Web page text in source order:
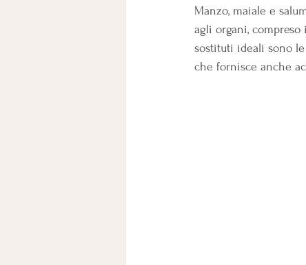
Manzo, maiale e
agli organi,
sostituti ideali sono le
che fornisce anche